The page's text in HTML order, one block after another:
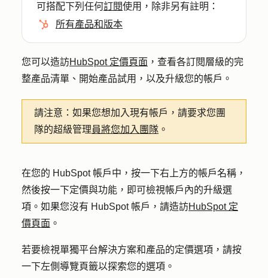
可搭配下列任何訂閱使用，除非另有註明：
所有產品和版本
您可以造訪HubSpot 定價頁面 ，查看各訂閱層級的完
整產品清單、開始產品試用，以及升級您的帳戶。
請注意： 如果您想加入現有帳戶，請要求您團
隊的超級管理員將您加入團隊 。
在您的 HubSpot 帳戶中，按一下右上方的帳戶名稱 ，
然後按一下定價與功能 ，即可檢視帳戶內的升級選
項。如果您沒有 HubSpot 帳戶，請造訪HubSpot 定
價頁面 。
若要檢視單獨平台解決方案和產品的定價選項，請按
一下左側導覽頁籤以探索您的選項。